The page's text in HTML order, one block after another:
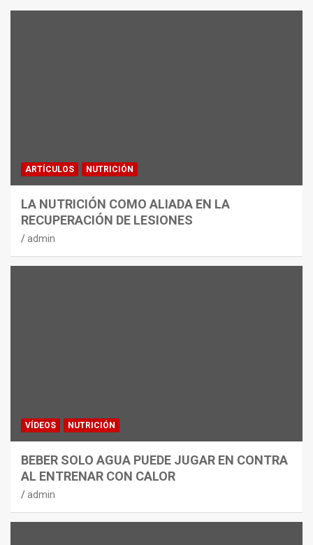
ARTÍCULOS NUTRICIÓN
LA NUTRICIÓN COMO ALIADA EN LA
RECUPERACIÓN DE LESIONES
admin
VÍDEOS NUTRICIÓN
BEBER SOLO AGUA PUEDE JUGAR EN CONTRA
AL ENTRENAR CON CALOR
admin